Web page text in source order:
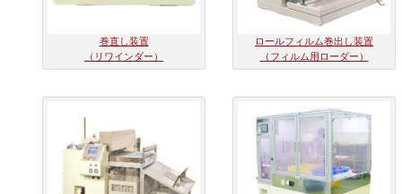
巻直し装置
（リワインダー）
ロールフィルム巻出し装置
（フィルム用ローダー）